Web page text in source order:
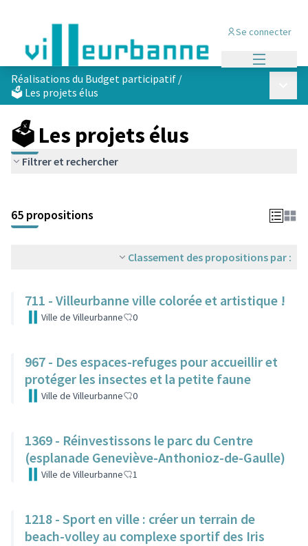
Se connecter
Réalisations du Budget participatif /
🗳️ Les projets élus
🗳️ Les projets élus
Filtrer et rechercher
+
−
65 propositions
Classement des propositions par :
711 - Villeurbanne ville colorée et artistique !
Ville de Villeurbanne 0
967 - Des espaces-refuges pour accueillir et
protéger les insectes et la petite faune
Ville de Villeurbanne 0
1369 - Réinvestissons le parc du Centre
(esplanade Geneviève-Anthonioz-de-Gaulle)
Ville de Villeurbanne 1
1218 - Sport en ville : créer un terrain de
beach-volley au complexe sportif des Iris